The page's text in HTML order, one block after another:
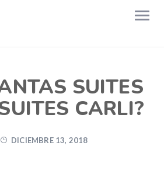
SUITES
CARLI?
DICIEMBRE 13, 2018